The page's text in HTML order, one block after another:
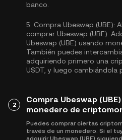
banco.
5. Compra Ubeswap (UBE):
comprar Ubeswap (UBE).
Ubeswap (UBE) usando
También puedes
adquiriendo primero una
USDT , y luego cambiándola
2
Compra Ubeswap
monedero de
Puedes comprar ciertas
través de un monedero. Si el
adquirir Ubeswap (UBE)